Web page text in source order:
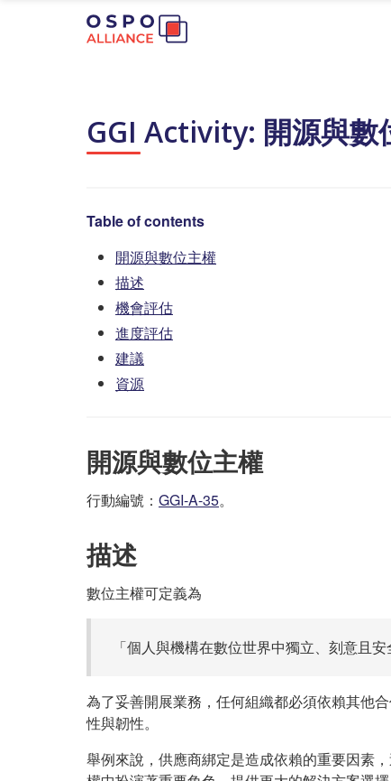
GGI Activity: 開源與數
Table of contents
開源與數位主權
描述
機會評估
進度評估
建議
資源
開源與數位主權
行動編號： GGI-A-35。
描述
數位主權可定義為
「個人與機構在數位世界中獨立、刻意且
為了妥善開展業務，任何組織都必須依賴其他
性與韌性。
舉例來說，供應商綁定是造成依賴的重要因素